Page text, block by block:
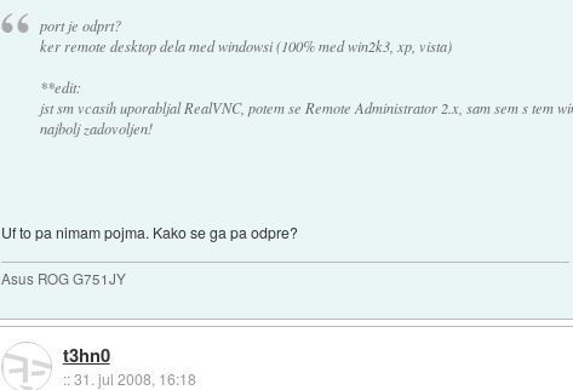
port je odprt?
ker remote desktop dela med windowsi (100% med win2k3, xp, vista)
**edit:
jst sm vcasih uporabljal RealVNC, potem se Remote Administrator 2.x, sam sem s tem
najbolj zadovoljen!
Uf to pa nimam pojma. Kako se ga pa odpre?
Asus ROG G751JY
t3hn0
::31. jul 2008, 16:18